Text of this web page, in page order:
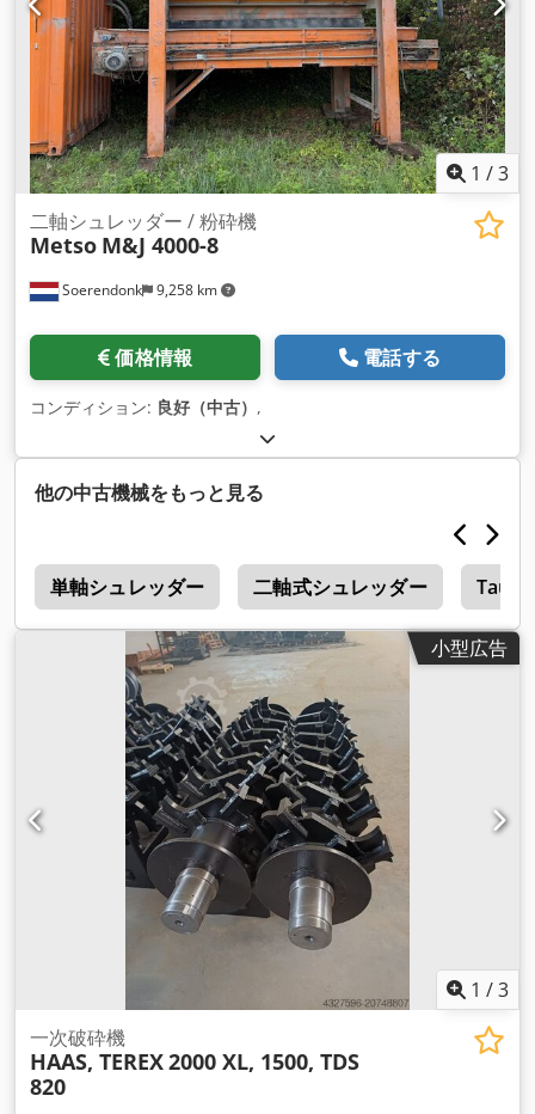
1 /3
Soerendonk 9,258 km
二軸シュレッダー / 粉砕機
Metso M&J 4000-8
価格情報 電話する
コンディション: 良好（中古） ,
他の中古機械をもっと見る
単軸シュレッダー 二軸式シュレッダー
小型広告
1 /3
一次破砕機
HAAS, TEREX2000 XL, 1500, TDS
820